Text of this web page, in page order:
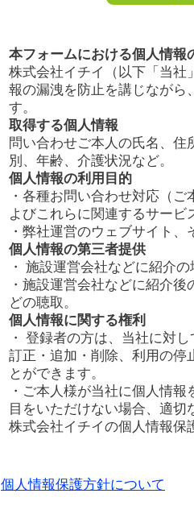
本フォームにおける個人情報
株式会社イチイ（以下「当社
報の漏洩を防止を講じながら
す。
取得する個人情報
問い合わせご本人の氏名、
別、年齢、介護状況など。
個人情報の利用目的
・各種お問い合わせ対応（
よびこれらに関連するサービ
・弊社運営のウェブサイト
個人情報の第三者提供
・ 施設運営会社などに紹介
・施設運営会社などに紹介
どの聴取。
個人情報に関する権利
・ 登録者の方は、当社に対
訂正・追加・削除、利用の停
とができます。
・ご本人様が当社に個人情
目をいただけない場合、適切
株式会社イチイの個人情報保
個人情報保護方針について